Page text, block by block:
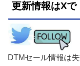
更新情報はXで
DTMセール情報は